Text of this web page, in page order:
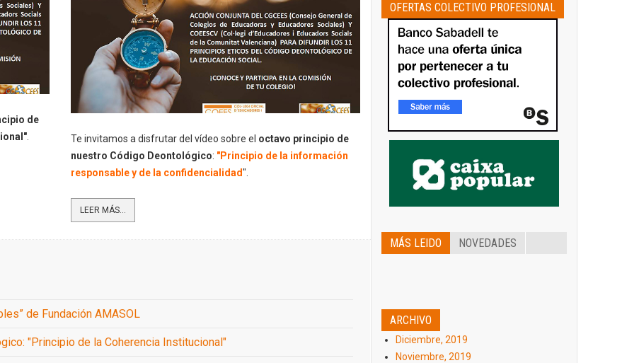
de
Te invitamos a disfrutar del vídeo sobre el octavo principio de
nuestro Código Deontológico: "Principio de la información
responsable y de la confidencialidad".
LEER MÁS...
de Fundación AMASOL
"Principio de la Coherencia Institucional"
OFERTAS COLECTIVO PROFESIONAL
MÁS LEIDO NOVEDADES
ARCHIVO
Diciembre, 2019
Noviembre, 2019